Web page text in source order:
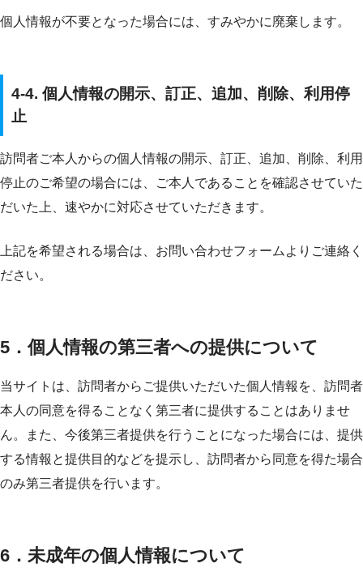
個人情報が不要となった場合には、すみやかに廃棄します。
4-4. 個人情報の開示、訂正、追加、削除、利用停
止
訪問者ご本人からの個人情報の開示、訂正、追加、削除、利用
停止のご希望の場合には、ご本人であることを確認させていた
だいた上、速やかに対応させていただきます。
上記を希望される場合は、お問い合わせフォームよりご連絡く
ださい。
5．個人情報の第三者への提供について
当サイトは、訪問者からご提供いただいた個人情報を、訪問者
本人の同意を得ることなく第三者に提供することはありませ
ん。また、今後第三者提供を行うことになった場合には、提供
する情報と提供目的などを提示し、訪問者から同意を得た場合
のみ第三者提供を行います。
6．未成年の個人情報について